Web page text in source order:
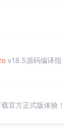
v18.5源码编译指
官方正式版体验！